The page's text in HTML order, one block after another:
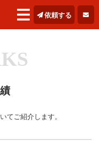
依頼する
てご紹介します。